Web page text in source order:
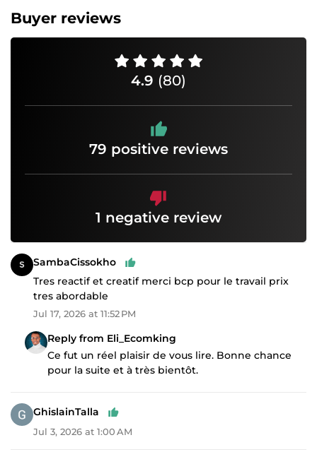
Buyer reviews
4.9 (80)
79 positive reviews
1 negative review
SambaCissokho
Tres reactif et creatif merci bcp pour le travail prix
tres abordable
Jul 17, 2026 at 11:52 PM
Reply from Eli_Ecomking
Ce fut un réel plaisir de vous lire. Bonne chance
pour la suite et à très bientôt.
GhislainTalla
Jul 3, 2026 at 1:00 AM